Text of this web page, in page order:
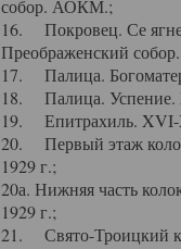
собор. АОКМ.;
16. Покровец. Се
Преображенский
17. Палица.
18. Палица. Успение.
19. Епитрахиль.
20. Первый этаж
1929 г.;
20а. Нижняя часть
1929 г.;
21. Свято-Троицкий